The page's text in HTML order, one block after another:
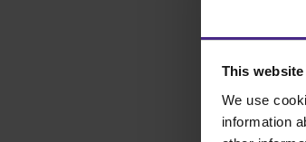
This
We use
information